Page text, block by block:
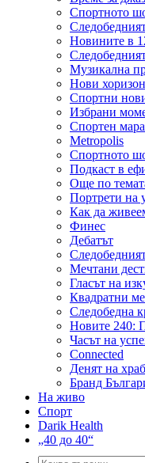
Спортното
Новините в
Музикална
Нови
Спортни
Избрани
Спортен
Metropolis
Спортното
Подкаст в
Още по
Портрети на
Как да
Финес
Дебатът
Мечтани
Гласът на
Квадратни
Следобедна
Новите 240:
Часът на
Connected
Денят на
Бранд
На живо
Спорт
Darik Health
„40 до 40“